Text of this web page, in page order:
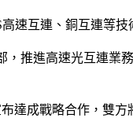
速互連、銅互連等
，推進高速光互連業
達成戰略合作，雙